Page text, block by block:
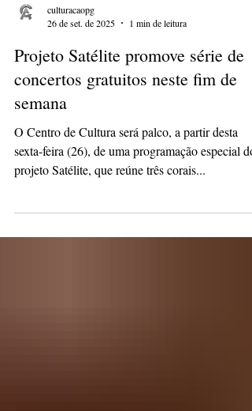
26 de set. de 2025
1 min de leitura
Projeto Satélite promove série de
concertos gratuitos neste fim de
semana
O Centro de Cultura será palco, a partir desta
sexta-feira (26), de uma programação especial do